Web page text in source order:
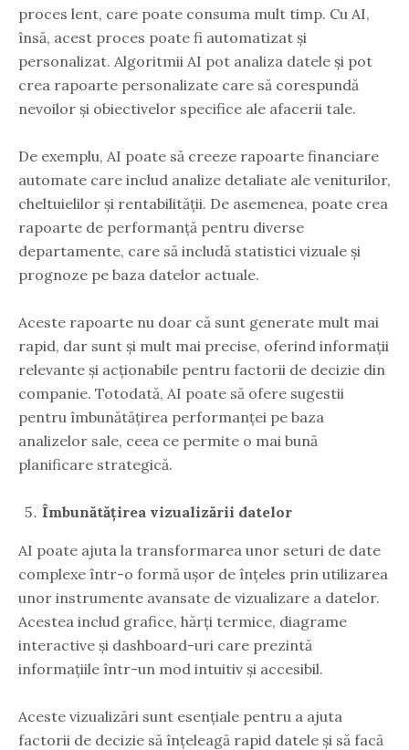
proces lent, care poate consuma mult timp. Cu AI,
însă, acest proces poate fi automatizat și
personalizat. Algoritmii AI pot analiza datele și pot
crea rapoarte personalizate care să corespundă
nevoilor și obiectivelor specifice ale afacerii tale.
De exemplu, AI poate să creeze rapoarte financiare
automate care includ analize detaliate ale veniturilor,
cheltuielilor și rentabilității. De asemenea, poate crea
rapoarte de performanță pentru diverse
departamente, care să includă statistici vizuale și
prognoze pe baza datelor actuale.
Aceste rapoarte nu doar că sunt generate mult mai
rapid, dar sunt și mult mai precise, oferind informații
relevante și acționabile pentru factorii de decizie din
companie. Totodată, AI poate să ofere sugestii
pentru îmbunătățirea performanței pe baza
analizelor sale, ceea ce permite o mai bună
planificare strategică.
Îmbunătățirea vizualizării datelor
AI poate ajuta la transformarea unor seturi de date
complexe într-o formă ușor de înțeles prin utilizarea
unor instrumente avansate de vizualizare a datelor.
Acestea includ grafice, hărți termice, diagrame
interactive și dashboard-uri care prezintă
informațiile într-un mod intuitiv și accesibil.
Aceste vizualizări sunt esențiale pentru a ajuta
factorii de decizie să înțeleagă rapid datele și să facă